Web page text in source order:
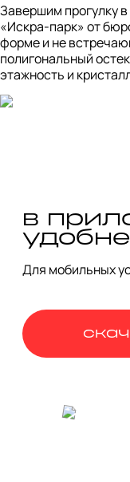
пионеров, который
Мартуни Потикяна и
— их
Завершим прогулку
«Искра-парк» от
форме и не
полигональный
этажность и
выбраны
стремились создать
инженера» Жанной
в
Для мобильных